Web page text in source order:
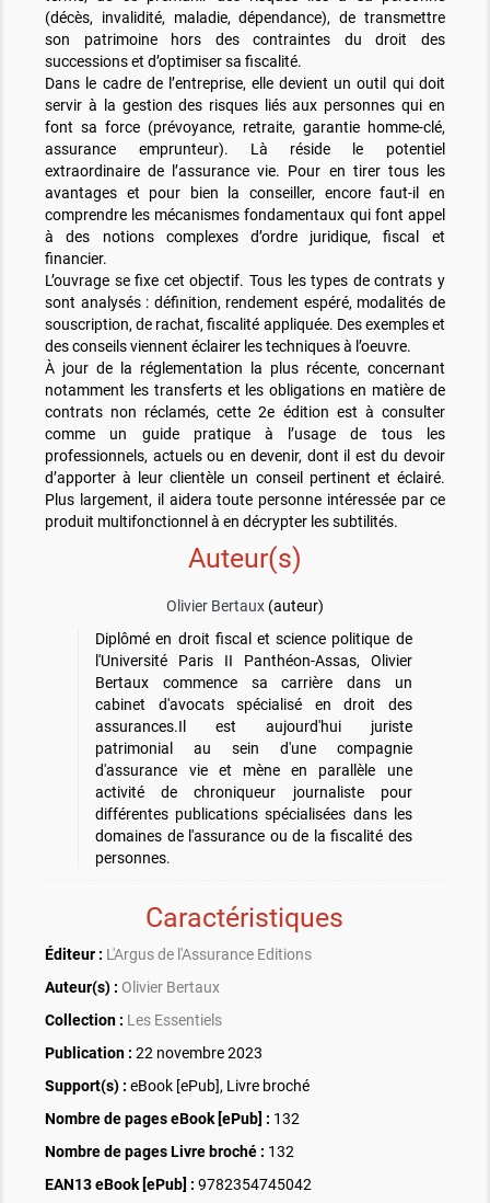
(décès, invalidité, maladie, dépendance), de transmettre
son patrimoine hors des contraintes du droit des
successions et d’optimiser sa fiscalité.
Dans le cadre de l’entreprise, elle devient un outil qui doit
servir à la gestion des risques liés aux personnes qui en
font sa force (prévoyance, retraite, garantie homme-clé,
assurance emprunteur). Là réside le potentiel
extraordinaire de l’assurance vie. Pour en tirer tous les
avantages et pour bien la conseiller, encore faut-il en
comprendre les mécanismes fondamentaux qui font appel
à des notions complexes d’ordre juridique, fiscal et
financier.
L’ouvrage se fixe cet objectif. Tous les types de contrats y
sont analysés : définition, rendement espéré, modalités de
souscription, de rachat, fiscalité appliquée. Des exemples et
des conseils viennent éclairer les techniques à l’oeuvre.
À jour de la réglementation la plus récente, concernant
notamment les transferts et les obligations en matière de
contrats non réclamés, cette 2e édition est à consulter
comme un guide pratique à l’usage de tous les
professionnels, actuels ou en devenir, dont il est du devoir
d’apporter à leur clientèle un conseil pertinent et éclairé.
Plus largement, il aidera toute personne intéressée par ce
produit multifonctionnel à en décrypter les subtilités.
Auteur(s)
Olivier Bertaux(auteur)
Diplômé en droit fiscal et science politique de
l'Université Paris II Panthéon-Assas, Olivier
Bertaux commence sa carrière dans un
cabinet d'avocats spécialisé en droit des
assurances.Il est aujourd'hui juriste
patrimonial au sein d'une compagnie
d'assurance vie et mène en parallèle une
activité de chroniqueur journaliste pour
différentes publications spécialisées dans les
domaines de l'assurance ou de la fiscalité des
personnes.
Caractéristiques
Éditeur : L'Argus de l'Assurance Editions
Auteur(s) : Olivier Bertaux
Collection : Les Essentiels
Publication : 22 novembre 2023
Support(s) : eBook [ePub], Livre broché
Nombre de pages eBook [ePub] : 132
Nombre de pages Livre broché : 132
EAN13 eBook [ePub] : 9782354745042